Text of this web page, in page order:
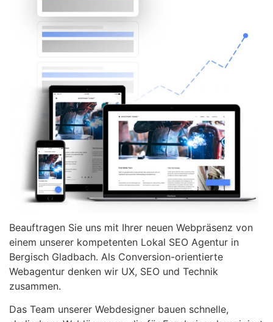
Beauftragen Sie uns mit Ihrer neuen Webpräsenz von
einem unserer kompetenten Lokal SEO Agentur in
Bergisch Gladbach. Als Conversion-orientierte
Webagentur denken wir UX, SEO und Technik
zusammen.
Das Team unserer Webdesigner bauen schnelle,